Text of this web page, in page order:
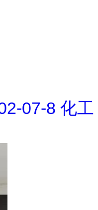
07-8 化工